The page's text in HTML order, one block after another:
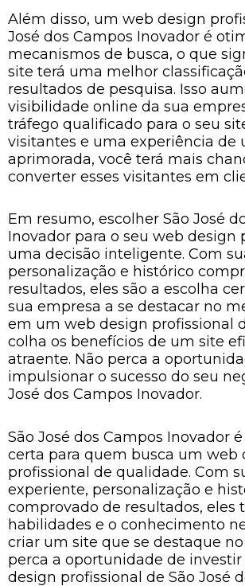
Além disso, um web design
José dos Campos Inovador é
mecanismos de busca, o que
site terá uma melhor
resultados de pesquisa. Isso
visibilidade online da sua
tráfego qualificado para o seu
visitantes e uma experiência de
aprimorada, você terá mais
converter esses visitantes em
Em resumo, escolher São José
Inovador para o seu web design
uma decisão inteligente. Com
personalização e histórico
resultados, eles são a escolha
sua empresa a se destacar no
em um web design profissional
colha os benefícios de um site
atraente. Não perca a
impulsionar o sucesso do seu
José dos Campos Inovador.
São José dos Campos Inovador
certa para quem busca um web
profissional de qualidade. Com
experiente, personalização e
comprovado de resultados, eles
habilidades e o conhecimento
criar um site que se destaque
perca a oportunidade de
design profissional de São José